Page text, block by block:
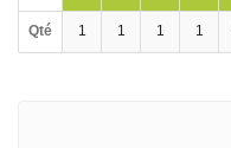
Qté 1 1 1 1